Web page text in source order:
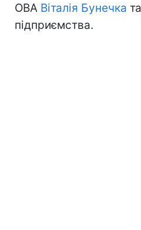
ОВА Віталія Бунечка та
підприємства.